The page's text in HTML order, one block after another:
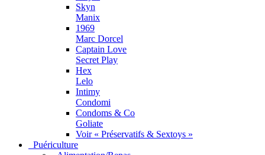
Skyn
Manix
1969
Marc Dorcel
Captain Love
Secret Play
Hex
Lelo
Intimy
Condomi
Condoms & Co
Goliate
Voir « Préservatifs & Sextoys »
Puériculture